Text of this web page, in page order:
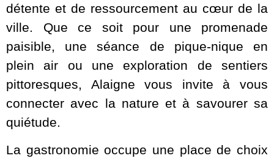
détente et de ressourcement au cœur de la
ville. Que ce soit pour une promenade
paisible, une séance de pique-nique en
plein air ou une exploration de sentiers
pittoresques, Alaigne vous invite à vous
connecter avec la nature et à savourer sa
quiétude.
La gastronomie occupe une place de choix